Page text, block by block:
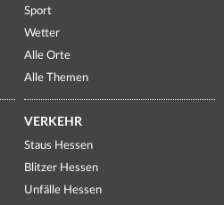
Sport
Wetter
Alle Orte
Alle Themen
VERKEHR
Staus Hessen
Blitzer Hessen
Unfälle Hessen